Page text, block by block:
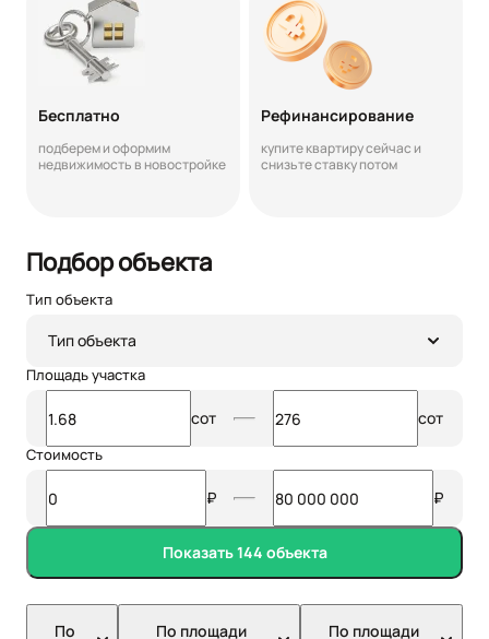
Бесплатно
подберем и оформим
недвижимость в новостройке
Рефинансирование
купите квартиру сейчас и
снизьте ставку потом
Подбор объекта
Тип объекта
Тип объекта
Площадь участка
сот сот
Стоимость
₽ ₽
Показать 144 объекта
По
По площади
По площади